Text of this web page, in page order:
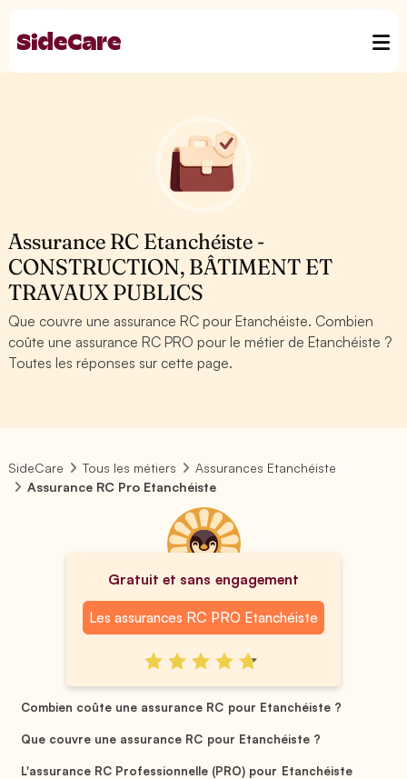
Assurance RC Etanchéiste -
CONSTRUCTION, BÂTIMENT ET
TRAVAUX PUBLICS
Que couvre une assurance RC pour Etanchéiste. Combien
coûte une assurance RC PRO pour le métier de Etanchéiste ?
Toutes les réponses sur cette page.
SideCare Tous les métiers
Assurances Etanchéiste
Assurance RC Pro Etanchéiste
Gratuit et sans engagement
Les assurances RC PRO Etanchéiste
Combien coûte une assurance RC pour Etanchéiste ?
Que couvre une assurance RC pour Etanchéiste ?
L'assurance RC Professionnelle (PRO) pour Etanchéiste